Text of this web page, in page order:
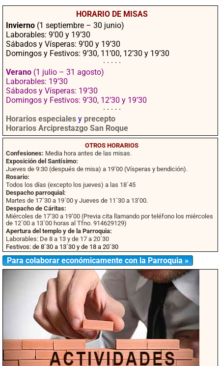
ebo
ter
tsA
pp
ail
mpa
rtir
HORARIO DE MISAS
Invierno (1 septiembre – 30 junio)
Laborables: 9’00 y 19’30
Sábados y Vísperas: 9’00 y 19’30
Domingos y Festivos: 9’30, 11’00, 12’30 y 19’30
· · · · ·
Verano (1 julio – 31 agosto)
Laborables: 19’30
Sábados y Vísperas: 19’30
Domingos y Festivos: 9’30, 12’30 y 19’30
· · · · ·
Horarios especiales y precepto
Horarios Arciprestazgo San Roque
OTROS HORARIOS
Confesiones: Media hora antes de las misas.
Exposición del Santísimo:
Jueves de 9:30 (después de misa) a 19’00 (Vísperas y bendición).
Rosario:
Todos los días (excepto los jueves) a las 18´45
Despacho parroquial:
Martes de 17´30 a 19´00 y Jueves de 11´30 a 13’00.
Despacho de Cáritas:
Miércoles de 17’30 a 19’00 (Previa cita llamando por teléfono los miércoles
de 12´00 a 13´00 horas al Tfno. 914629129)
Apertura del templo y de la Parroquia:
Laborables: De 8 a 13 y de 17 a 20´30
Festivos: de 8`30 a 13´30 y de 18 a 20´30
Para colaborar económicamente con la Parroquia »